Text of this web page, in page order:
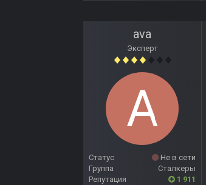
ava
Эксперт
Статус
Не в сети
Группа
Сталкеры
Репутация
1 911